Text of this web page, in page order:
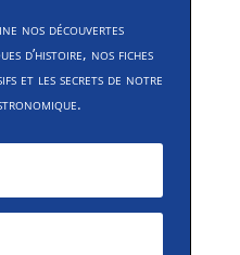
nos découvertes
d’histoire, nos fiches
et les secrets de notre